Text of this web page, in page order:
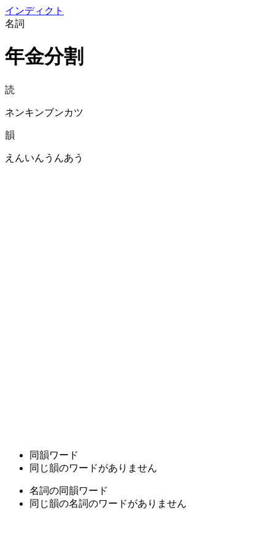
インディクト
名詞
年金分割
読
ネンキンブンカツ
韻
えんいんうんあう
同韻ワード
同じ韻のワードがありません
名詞の同韻ワード
同じ韻の名詞のワードがありません